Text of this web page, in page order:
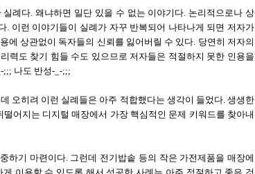
례다. 왜냐하면 일단 있을 수 없는 이야기다. 논리적으로나 상
. 이런 이야기들이 실례가 자꾸 반복되어 나타나게 되면 저자가
에 상관없이 독자들의 신뢰를 잃어버릴 수 있다. 당연히 저자의
력도 찾기 힘들 수도 있으므로 저자들은 적절하지 못한 인용을
;;; 나도 반성-_-;;;
오히려 이런 실례들은 아주 적합했다는 생각이 들었다. 생생한
어지는 디지털 매장에서 가장 핵심적인 문제 키워드를 찾아내
하기 마련이다. 그런데 전기밥솥 등의 작은 가전제품을 매장에